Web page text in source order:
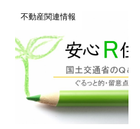
不動産関連情報